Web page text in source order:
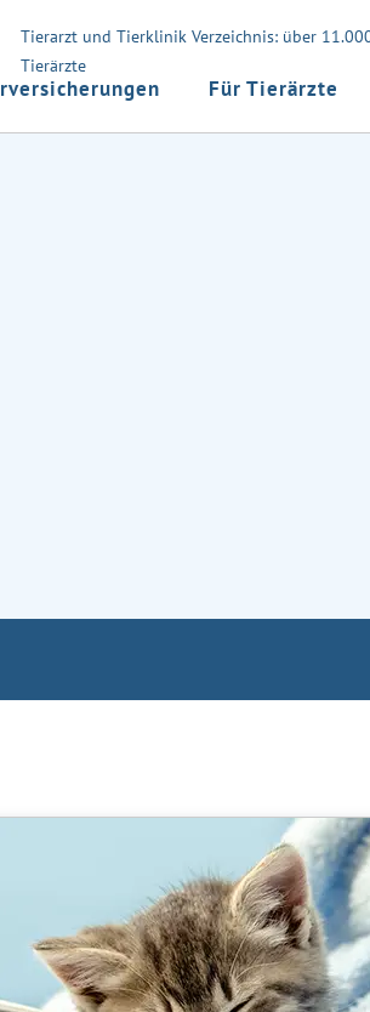
Tierarzt und Tierklinik Verzeichnis: über
Tierärzte
Für Tierärzte